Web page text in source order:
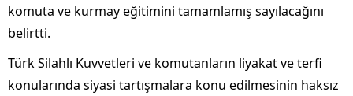
komuta ve kurmay eğitimini tamamlamış sayılacağını
belirtti.
Türk Silahlı Kuvvetleri ve komutanların liyakat ve terfi
konularında siyasi tartışmalara konu edilmesinin haksız